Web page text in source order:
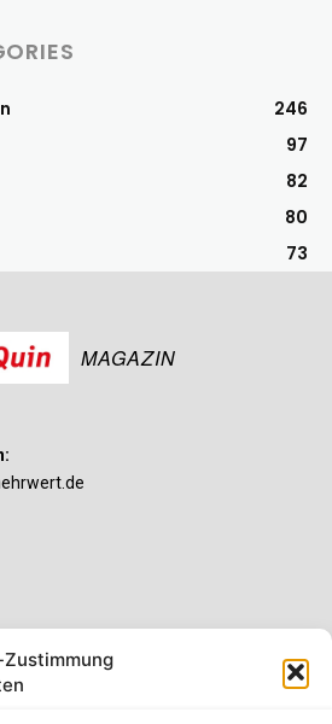
246
97
82
80
73
MAGAZIN
Girokonto? Dann ist unser
für Sie. Die beiden